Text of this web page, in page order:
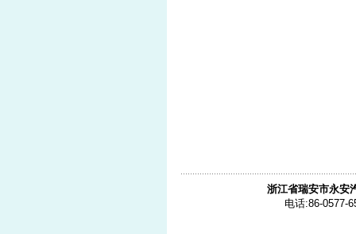
浙江省瑞安市永安
电话:86-0577-